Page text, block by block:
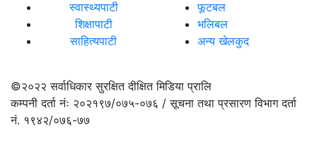
स्वास्थ्यपाटी
शिक्षापाटी
साहित्यपाटी
फूटबल
भलिबल
अन्य खेलकुद
©२०२२सर्वाधिकार सुरक्षित दीक्षित मिडिया प्रालि
कम्पनी दर्ता नंः २०२१९७/०७५-०७६ / सूचना तथा प्रसारण विभाग दर्ता
नं. १९४२/०७६-७७